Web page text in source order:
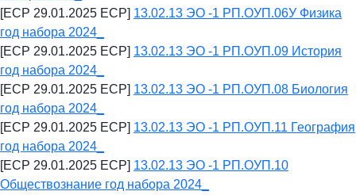
[ECP 29.01.2025 ECP] 13.02.13 ЭО -1 РП.ОУП.06У Физика
год набора 2024_
[ECP 29.01.2025 ECP] 13.02.13 ЭО -1 РП.ОУП.09 История
год набора 2024_
[ECP 29.01.2025 ECP] 13.02.13 ЭО -1 РП.ОУП.08 Биология
год набора 2024_
[ECP 29.01.2025 ECP] 13.02.13 ЭО -1 РП.ОУП.11 География
год набора 2024_
[ECP 29.01.2025 ECP] 13.02.13 ЭО -1 РП.ОУП.10
Обществознание год набора 2024_